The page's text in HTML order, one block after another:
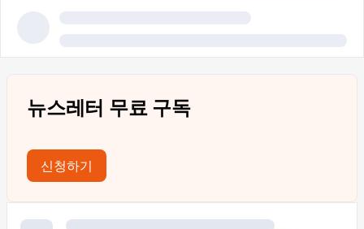
뉴스레터 무료 구독
신청하기